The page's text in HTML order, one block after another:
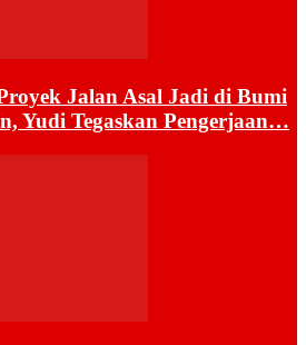
Jalan Asal Jadi di Bumi
Yudi Tegaskan Pengerjaan…